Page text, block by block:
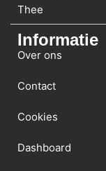
Thee
Informatie
Over ons
Contact
Cookies
Dashboard